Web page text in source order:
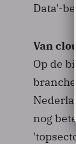
Data'-
Van
Op de
nog